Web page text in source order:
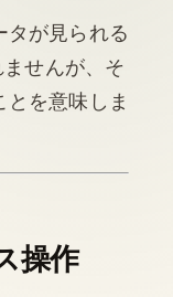
タが見られる
せんが、そ
を意味しま
操作